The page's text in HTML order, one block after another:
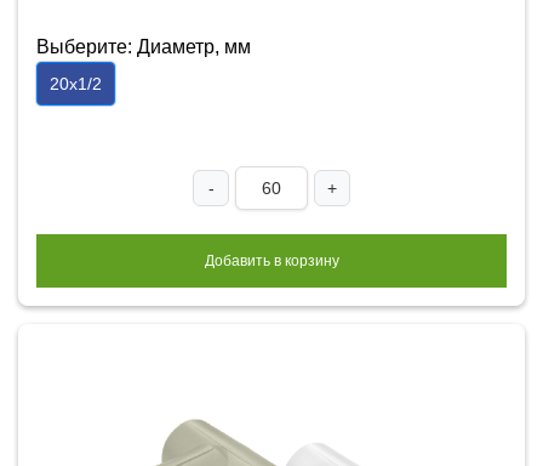
Выберите: Диаметр, мм
20х1/2
- +
Добавить в корзину